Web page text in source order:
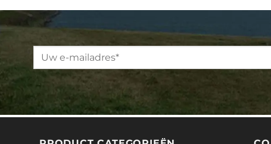
Please leave this field empty.